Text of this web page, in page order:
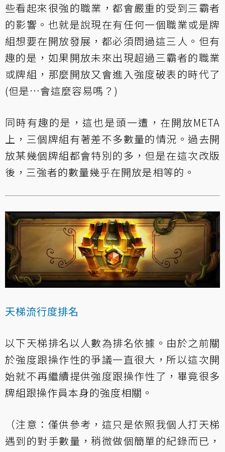
些看起來很強的職業，都會嚴重的受到三霸者
的影響。也就是說現在有任何一個職業或是牌
組想要在開放發展，都必須問過這三人。但有
趣的是，如果開放未來出現超過三霸者的職業
或牌組，那麼開放又會進入強度破表的時代了
(但是…會這麼容易嗎？)
同時有趣的是，這也是頭一遭，在開放META
上，三個牌組有著差不多數量的情況。過去開
放某幾個牌組都會特別的多，但是在這次改版
後，三強者的數量幾乎在開放是相等的。
天梯流行度排名
以下天梯排名以人數為排名依據。由於之前關
於強度跟操作性的爭議一直很大，所以這次開
始就不再繼續提供強度跟操作性了，畢竟很多
牌組跟操作員本身的強度相關。
（注意：僅供參考，這只是依照我個人打天梯
遇到的對手數量，稍微做個簡單的紀錄而已，